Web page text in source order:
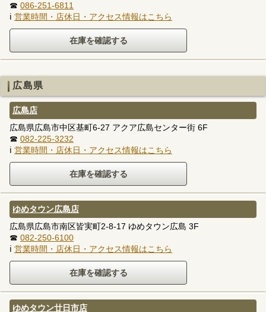
☎ 086-251-6811
ℹ 営業時間・店休日・アクセス情報はこちら
広島県
広島店
広島県広島市中区基町6-27 アクア広島センター街 6F
☎ 082-225-3232
ℹ 営業時間・店休日・アクセス情報はこちら
ゆめタウン広島店
広島県広島市南区皆実町2-8-17 ゆめタウン広島 3F
☎ 082-250-6100
ℹ 営業時間・店休日・アクセス情報はこちら
ゆめタウン廿日市店